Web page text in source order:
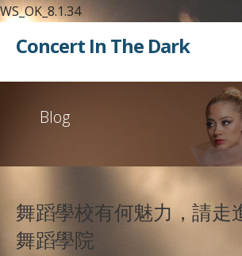
WS_OK_8.1.34
Concert In The Dark
Blog
舞蹈學校有何魅力，請走
舞蹈學院